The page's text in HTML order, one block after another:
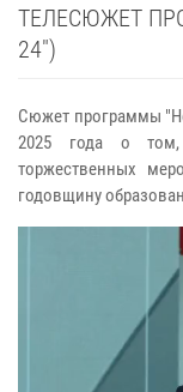
ТЕЛЕСЮЖЕТ
24")
Сюжет программы
2025 года о том,
торжественных
годовщину